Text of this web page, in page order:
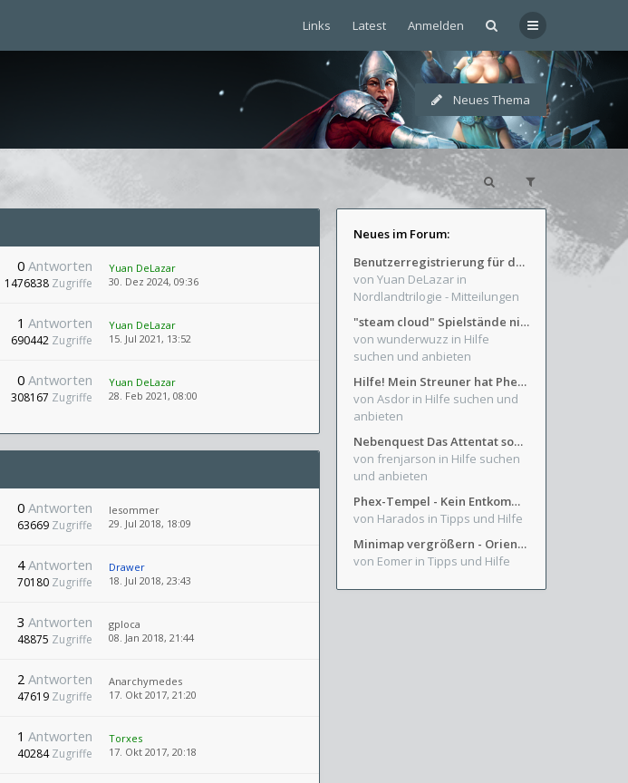
Links Latest Anmelden
Neues Thema
0 Antworten
1476838 Zugriffe
Yuan DeLazar
30. Dez 2024, 09:36
1 Antworten
690442 Zugriffe
Yuan DeLazar
15. Jul 2021, 13:52
0 Antworten
308167 Zugriffe
Yuan DeLazar
28. Feb 2021, 08:00
0 Antworten
63669 Zugriffe
lesommer
29. Jul 2018, 18:09
4Antworten
70180 Zugriffe
Drawer
18. Jul 2018, 23:43
3 Antworten
48875 Zugriffe
gploca
08. Jan 2018, 21:44
2 Antworten
47619 Zugriffe
Anarchymedes
17. Okt 2017, 21:20
1 Antworten
40284Zugriffe
Torxes
17. Okt 2017, 20:18
Neues im Forum:
Benutzerregistrierung für das SchickHD-/SchweifHD-Forum gesperrt
von Yuan DeLazar in
Nordlandtrilogie - Mitteilungen
"steam cloud" Spielstände nicht verfügbar
von wunderwuzz in Hilfe
suchen und anbieten
Hilfe! Mein Streuner hat Phexens Gunst verloren...
von Asdor in Hilfe suchen und
anbieten
Nebenquest Das Attentat sowie Beilunker Reiter und zwei kleine Ausrüstungsfragen
von frenjarson in Hilfe suchen
und anbieten
Phex-Tempel - Kein Entkommen aus Weinkeller/Bibliothek Trakt
von Harados in Tipps und Hilfe
Minimap vergrößern - Orientierung in Blutzinnen
von Eomer in Tipps und Hilfe